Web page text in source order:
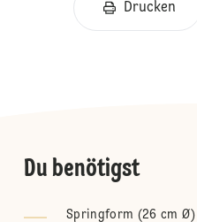
Drucken
Du benötigst
Springform (26 cm Ø)